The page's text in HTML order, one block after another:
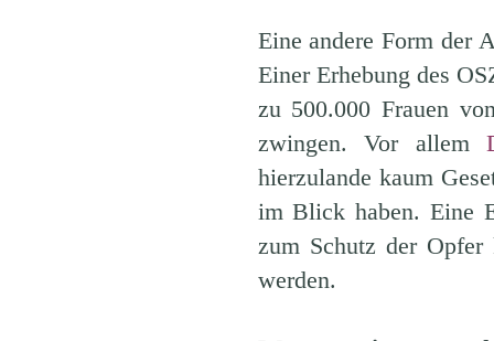
Eine andere Form der
Einer Erhebung des
zu 500.000 Frauen
zwingen. Vor allem
hierzulande kaum
im Blick haben. Eine
zum Schutz der Opfer
werden.